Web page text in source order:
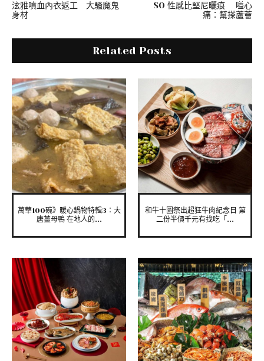
泫雅噴血內衣返工 大騷魔鬼
身材
SO 性感比堅尼曬痕 嗌心
痛：幫搽蘆薈
Related Posts
萬華100碗》暖心鍋物特輯3：大
唐薑母鴨 在地人的...
和牛十圖祭出超狂牛肉紀念日 第
二份半價千元有找吃「...